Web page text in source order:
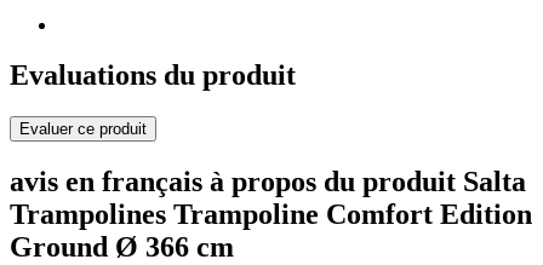
Evaluations du produit
Evaluer ce produit
avis en français à propos du produit Salta
Trampolines Trampoline Comfort Edition
Ground Ø 366 cm